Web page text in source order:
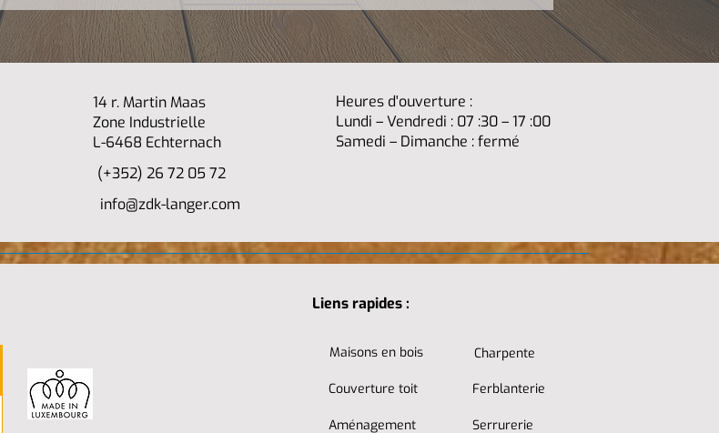
14 r. Martin Maas
Zone Industrielle
L-6468 Echternach
(+352) 26 72 05 72
info@zdk-langer.com
Heures d'ouverture :
Lundi – Vendredi : 07 :30 – 17 :00
Samedi – Dimanche : fermé
Liens rapides :
Maisons en bois Charpente
Couverture toit Ferblanterie
Aménagement Serrurerie